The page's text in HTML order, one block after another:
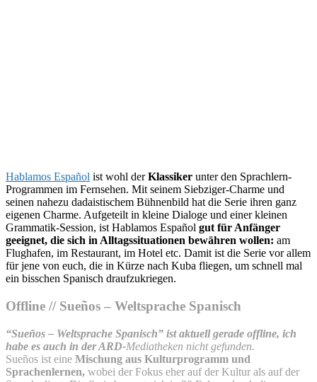
Hablamos Español ist wohl derKlassiker unter den Sprachlern-
Programmen im Fernsehen. Mit seinem Siebziger-Charme und
seinen nahezu dadaistischem Bühnenbild hat die Serie ihren ganz
eigenen Charme. Aufgeteilt in kleine Dialoge und einer kleinen
Grammatik-Session, ist Hablamos Español gut für Anfänger
geeignet, die sich in Alltagssituationen bewähren wollen: am
Flughafen, im Restaurant, im Hotel etc. Damit ist die Serie vor allem
für jene von euch, die in Kürze nach Kuba fliegen, um schnell mal
ein bisschen Spanisch draufzukriegen.
Offline // Sueños – Weltsprache Spanisch
“Sueños – Weltsprache Spanisch” ist aktuell gerade offline, ich
habe es auch in der ARD-Mediatheken nicht gefunden.
Sueños ist eine Mischung aus Kulturprogramm und
Sprachenlernen, wobei der Fokus eher auf der Kultur als auf der